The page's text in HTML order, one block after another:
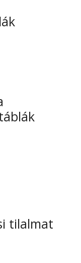
tilalmat